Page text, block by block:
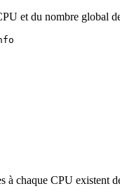
et du nombre global
à chaque CPU existent